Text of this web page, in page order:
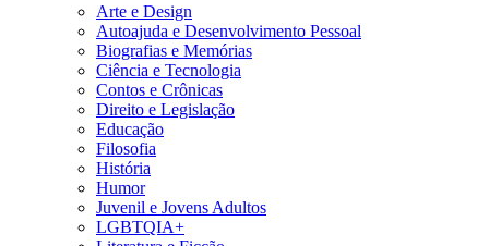
Arte e Design
Autoajuda e Desenvolvimento Pessoal
Biografias e Memórias
Ciência e Tecnologia
Contos e Crônicas
Direito e Legislação
Educação
Filosofia
História
Humor
Juvenil e Jovens Adultos
LGBTQIA+